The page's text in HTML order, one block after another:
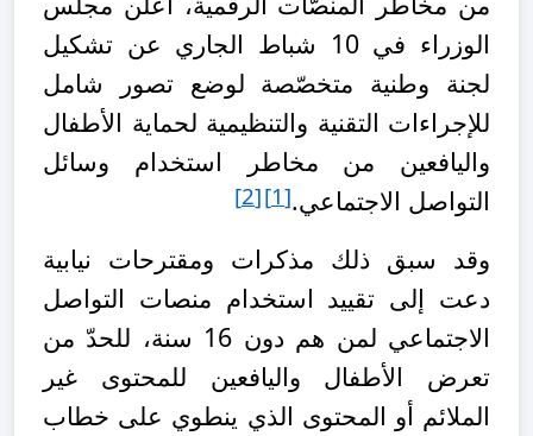
الوزراء في 10 شباط الجاري عن تشكيل
لجنة وطنية متخصّصة لوضع تصور شامل
للإجراءات التقنية والتنظيمية لحماية الأطفال
واليافعين من مخاطر استخدام وسائل
التواصل الاجتماعي.[1]
[2]
وقد سبق ذلك مذكرات ومقترحات نيابية
دعت إلى تقييد استخدام منصات التواصل
الاجتماعي لمن هم دون 16 سنة، للحدّ من
تعرض الأطفال واليافعين للمحتوى غير
الملائم أو المحتوى الذي ينطوي على خطاب